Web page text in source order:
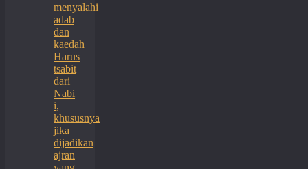
menyalahi
adab
dan
kaedah
Harus
tsabit
dari
Nabi
i,
khususnya
jika
dijadikan
ajran